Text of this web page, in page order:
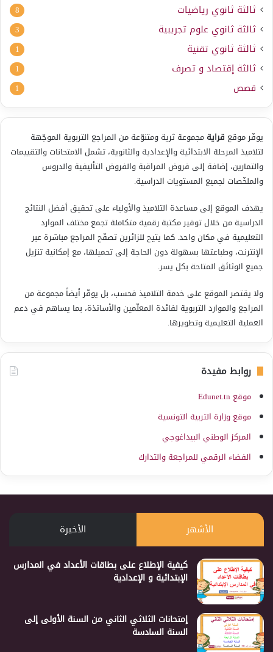
ثالثة ثانوي رياضيات 8
ثالثة ثانوي علوم تجريبية 3
ثالثة ثانوي تقنية 1
ثالثة إقتصاد و تصرف 1
قصص 1
يوفّر موقع قرايةمجموعة ثرية ومتنوّعة من المراجع التربوية الموجّهة
لتلاميذ المرحلة الابتدائية والإعدادية والثانوية، تشمل الامتحانات والتقييمات
والتمارين، إضافة إلى فروض المراقبة والفروض التأليفية والدروس
والملخّصات لجميع المستويات الدراسية.
يهدف الموقع إلى مساعدة التلاميذ والأولياء على تحقيق أفضل النتائج
الدراسية من خلال توفير مكتبة رقمية متكاملة تجمع مختلف الموارد
التعليمية في مكان واحد. كما يتيح للزائرين تصفّح المراجع مباشرة عبر
الإنترنت، وطباعتها بسهولة دون الحاجة إلى تحميلها، مع إمكانية تنزيل
جميع الوثائق المتاحة بكل يسر.
ولا يقتصر الموقع على خدمة التلاميذ فحسب، بل يوفّر أيضاً مجموعة من
المراجع والموارد التربوية لفائدة المعلّمين والأساتذة، بما يساهم في دعم
العملية التعليمية وتطويرها.
روابط مفيدة
موقع Edunet.tn
موقع وزارة التربية التونسية
المركز الوطني البيداغوجي
الفضاء الرقمي للمراجعة والتدارك
الأشهر الأخيرة
كيفية الإطلاع على بطاقات الأعداد في المدارس
الإبتدائية و الإعدادية
إمتحانات الثلاثي الثاني من السنة الأولى إلى
السنة السادسة